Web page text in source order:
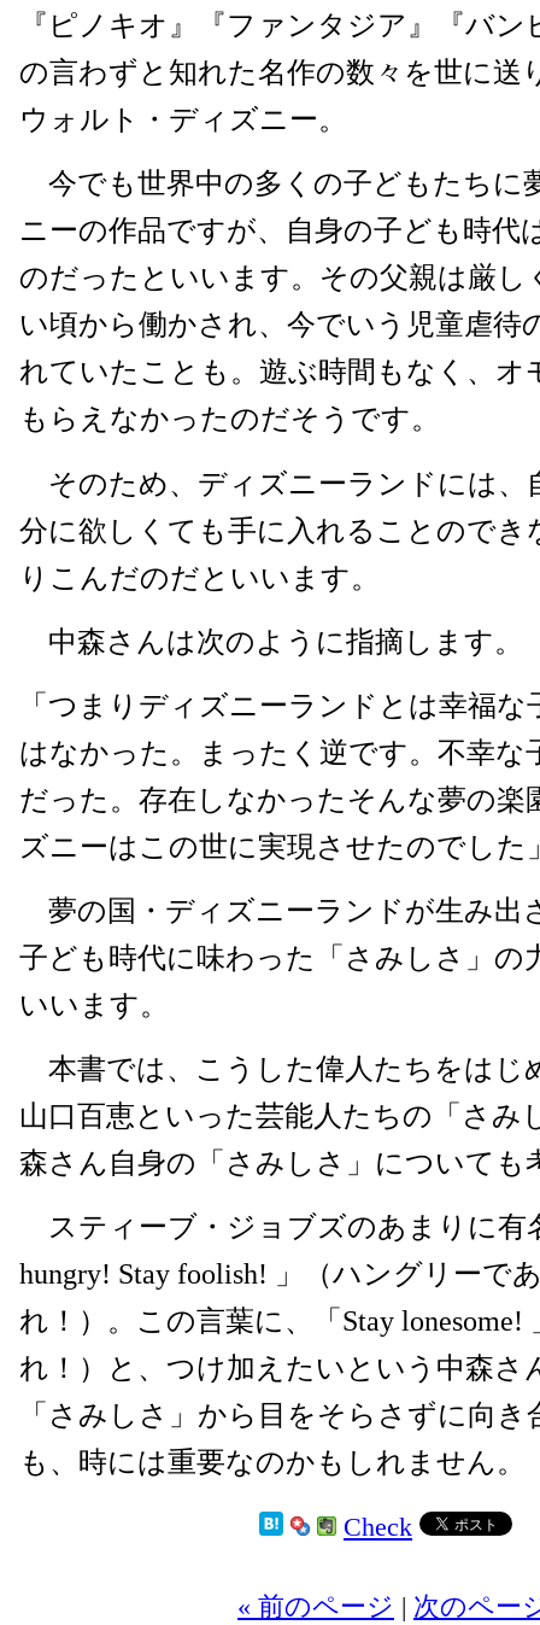
『ピノキオ』『ファンタジア』『バ
の言わずと知れた名作の数々を世に送
ウォルト・ディズニー。
今でも世界中の多くの子どもたちに
ニーの作品ですが、自身の子ども時代
のだったといいます。その父親は厳し
い頃から働かされ、今でいう児童虐待
れていたことも。遊ぶ時間もなく、オ
もらえなかったのだそうです。
そのため、ディズニーランドには、
分に欲しくても手に入れることのでき
りこんだのだといいます。
中森さんは次のように指摘します。
「つまりディズニーランドとは幸福な
はなかった。まったく逆です。不幸な
だった。存在しなかったそんな夢の楽
ズニーはこの世に実現させたのでした
夢の国・ディズニーランドが生み出
子ども時代に味わった「さみしさ」の
いいます。
本書では、こうした偉人たちをはじ
山口百恵といった芸能人たちの「さみ
森さん自身の「さみしさ」についても
スティーブ・ジョブズのあまりに有
hungry! Stay foolish! 」（ハングリーで
れ！）。この言葉に、「Stay
れ！）と、つけ加えたいという中森さ
「さみしさ」から目をそらさずに向
も、時には重要なのかもしれません。
Check
« 前のページ | 次のペー